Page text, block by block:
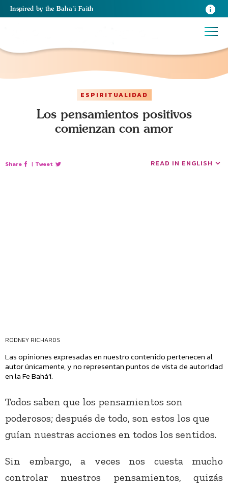
Inspired by the Baha’i Faith
ESPIRITUALIDAD
Los pensamientos positivos
comienzan con amor
Share | Tweet READ IN ENGLISH
RODNEY RICHARDS
Las opiniones expresadas en nuestro contenido pertenecen al
autor únicamente, y no representan puntos de vista de autoridad
en la Fe Bahá’í.
Todos saben que los pensamientos son
poderosos; después de todo, son estos los que
guían nuestras acciones en todos los sentidos.
Sin embargo, a veces nos cuesta mucho
controlar nuestros pensamientos, quizás